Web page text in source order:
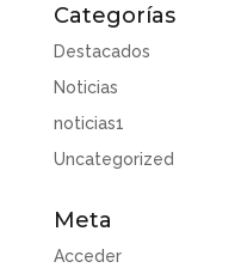
Categorías
Destacados
Noticias
noticias1
Uncategorized
Meta
Acceder